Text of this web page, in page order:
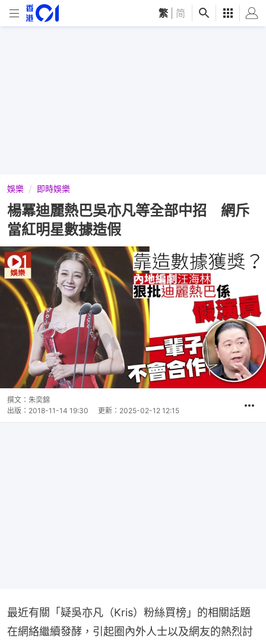
繁 简
娛樂 即時娛樂
楊冪迪麗熱巴吳亦凡等全部中招 網斥
當紅明星數據造假
撰文： 朱奕錦
出版： 2018-11-14 19:30 更新： 2025-02-12 12:15
最近有關「疑吳亦凡（Kris）粉絲買榜」的相關話題
在網絡繼續發酵，引起圈內外人士以及網友的熱烈討